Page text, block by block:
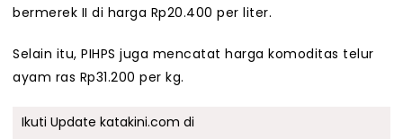
bermerek II di harga Rp20.400 per liter.
Selain itu, PIHPS juga mencatat harga komoditas telur
ayam ras Rp31.200 per kg.
Ikuti Update katakini.com di